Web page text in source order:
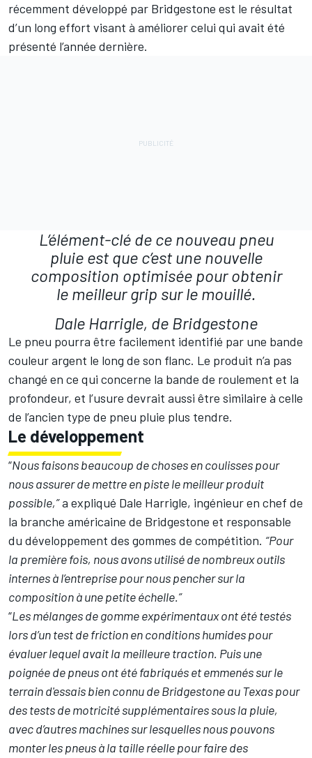
récemment développé par Bridgestone est le résultat
d’un long effort visant à améliorer celui qui avait été
présenté l’année dernière.
L’élément-clé de ce nouveau pneu
pluie est que c’est une nouvelle
composition optimisée pour obtenir
le meilleur grip sur le mouillé.
Dale Harrigle, de Bridgestone
Le pneu pourra être facilement identifié par une bande
couleur argent le long de son flanc. Le produit n’a pas
changé en ce qui concerne la bande de roulement et la
profondeur, et l’usure devrait aussi être similaire à celle
de l’ancien type de pneu pluie plus tendre.
Le développement
“Nous faisons beaucoup de choses en coulisses pour
nous assurer de mettre en piste le meilleur produit
possible,”a expliqué Dale Harrigle, ingénieur en chef de
la branche américaine de Bridgestone et responsable
du développement des gommes de compétition. “Pour
la première fois, nous avons utilisé de nombreux outils
internes à l’entreprise pour nous pencher sur la
composition à une petite échelle.”
“Les mélanges de gomme expérimentaux ont été testés
lors d’un test de friction en conditions humides pour
évaluer lequel avait la meilleure traction. Puis une
poignée de pneus ont été fabriqués et emmenés sur le
terrain d'essais bien connu de Bridgestone au Texas pour
des tests de motricité supplémentaires sous la pluie,
avec d’autres machines sur lesquelles nous pouvons
monter les pneus à la taille réelle pour faire des